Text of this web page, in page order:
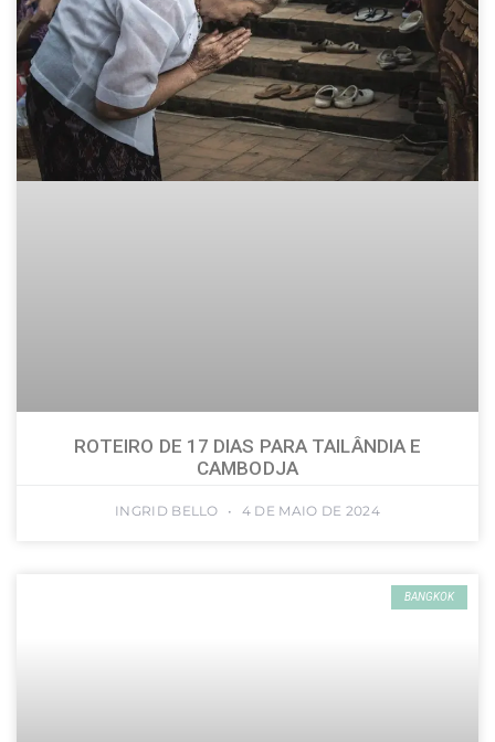
ROTEIRO DE 17 DIAS PARA TAILÂNDIA E
CAMBODJA
INGRID BELLO 4 DE MAIO DE 2024
BANGKOK